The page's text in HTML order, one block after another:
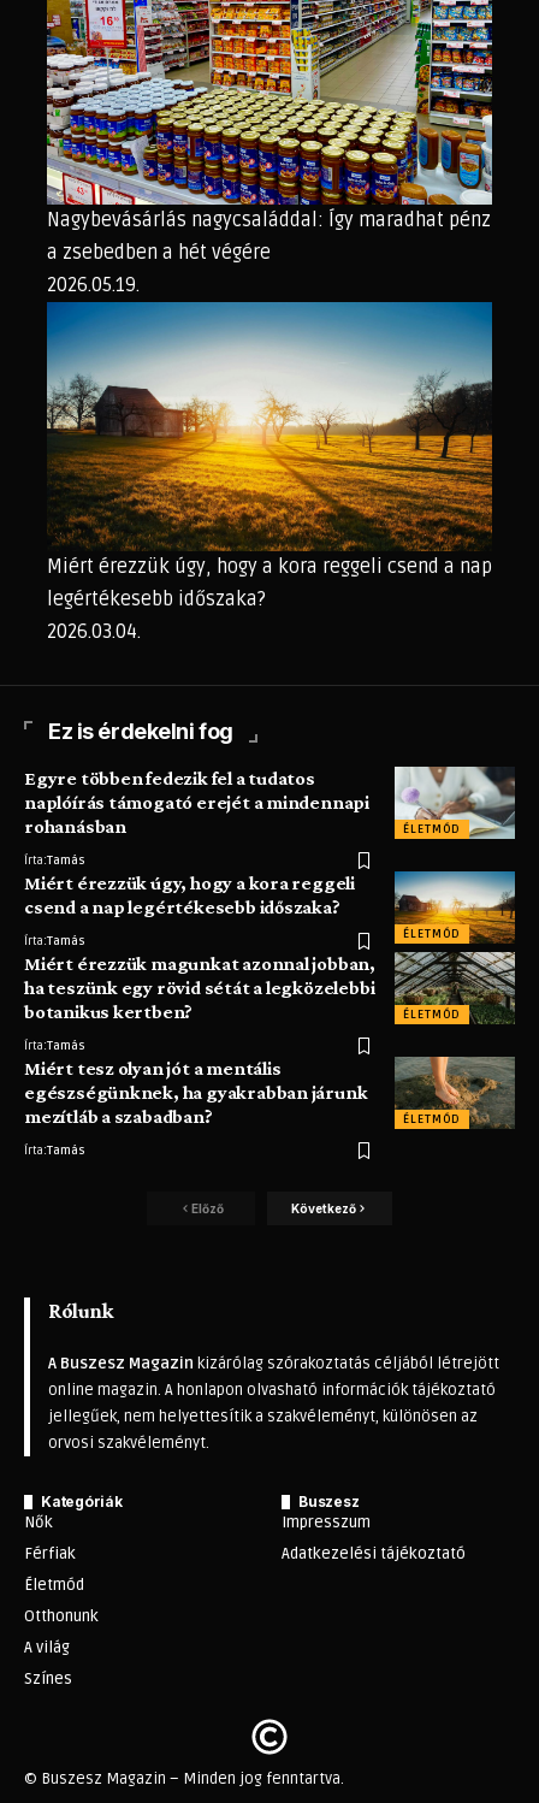
Nagybevásárlás nagycsaláddal: Így maradhat pénz
a zsebedben a hét végére
2026.05.19.
Miért érezzük úgy, hogy a kora reggeli csend a nap
legértékesebb időszaka?
2026.03.04.
Ez is érdekelni fog
ÉLETMÓD
Egyre többen fedezik fel a tudatos
naplóírás támogató erejét a mindennapi
rohanásban
Írta:Tamás
ÉLETMÓD
Miért érezzük úgy, hogy a kora reggeli
csend a nap legértékesebb időszaka?
Írta:Tamás
ÉLETMÓD
Miért érezzük magunkat azonnal jobban,
ha teszünk egy rövid sétát a legközelebbi
botanikus kertben?
Írta:Tamás
ÉLETMÓD
Miért tesz olyan jót a mentális
egészségünknek, ha gyakrabban járunk
mezítláb a szabadban?
Írta:Tamás
Előző Következő
Rólunk
A Buszesz Magazin kizárólag szórakoztatás céljából létrejött
online magazin. A honlapon olvasható információk tájékoztató
jellegűek, nem helyettesítik a szakvéleményt, különösen az
orvosi szakvéleményt.
Kategóriák
Nők
Férfiak
Életmód
Otthonunk
A világ
Színes
Buszesz
Impresszum
Adatkezelési tájékoztató
© Buszesz Magazin – Minden jog fenntartva.